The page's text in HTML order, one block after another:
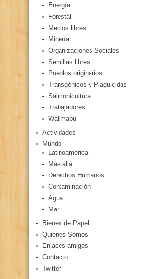
Energía
Forestal
Medios libres
Minería
Organizaciones Sociales
Semillas libres
Pueblos originarios
Transgénicos y Plaguicidas
Salmonicultura
Trabajadores
Wallmapu
Actividades
Mundo
Latinoamérica
Más allá
Derechos Humanos
Contaminación
Agua
Mar
Bienes de Papel
Quiénes Somos
Enlaces amigos
Contacto
Twitter